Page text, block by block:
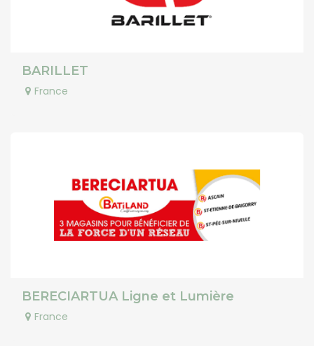
BARILLET
France
BERECIARTUA Ligne et Lumière
France